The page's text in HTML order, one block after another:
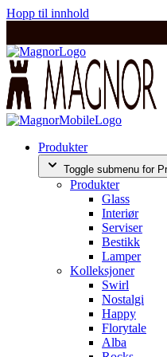
Hopp til innhold
Produkter
Toggle submenu for
Produkter
Glass
Interiør
Serviser
Bestikk
Lamper
Kolleksjoner
Swirl
Nostalgi
Happy
Florytale
Alba